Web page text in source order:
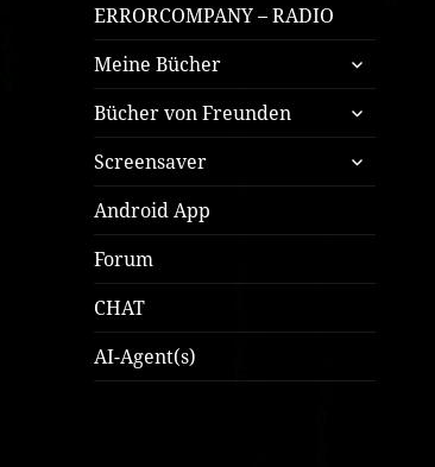
ERRORCOMPANY – RADIO
Meine Bücher
untermenü
öffnen
Bücher von Freunden
untermenü
öffnen
Screensaver
untermenü
öffnen
Android App
Forum
CHAT
AI-Agent(s)